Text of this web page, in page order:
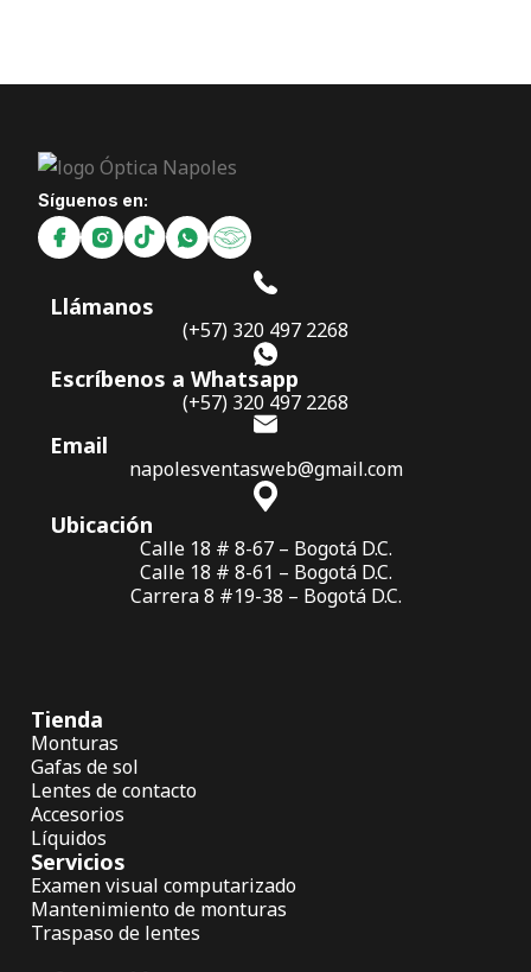
Síguenos en:
Llámanos
(+57) 320 497 2268
Escríbenos a Whatsapp
(+57) 320 497 2268
Email
napolesventasweb@gmail.com
Ubicación
Calle 18 # 8-67 – Bogotá D.C.
Calle 18 # 8-61 – Bogotá D.C.
Carrera 8 #19-38 – Bogotá D.C.
Tienda
Monturas
Gafas de sol
Lentes de contacto
Accesorios
Líquidos
Servicios
Examen visual computarizado
Mantenimiento de monturas
Traspaso de lentes